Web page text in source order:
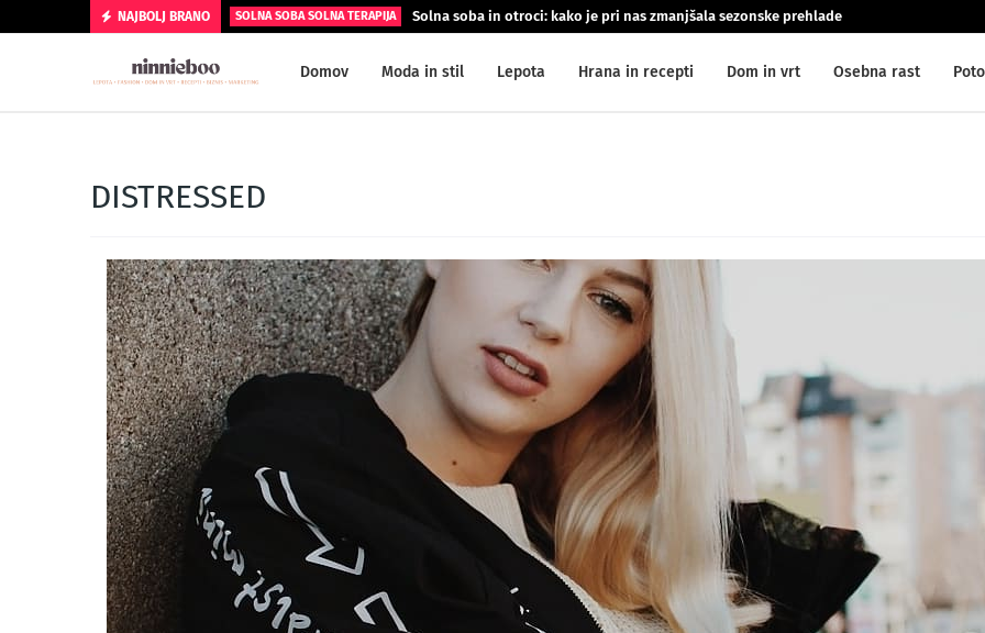
NAJBOLJ BRANO SOLNA SOBA SOLNA TERAPIJA Solna soba in otroci: kako je pri nas zmanjšala sezonske prehlade
Domov Moda in stil Lepota Hrana in recepti Dom in vrt Osebna rast
DISTRESSED